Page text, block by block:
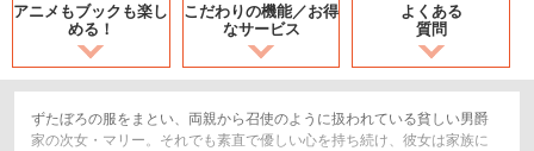
アニメもブックも楽し
める！
こだわりの機能／お得
なサービス
よくある
質問
ずたぼろの服をまとい、両親から召使のように扱われている貧しい男爵
家の次女・マリー。それでも素直で優しい心を持ち続け、彼女は家族に